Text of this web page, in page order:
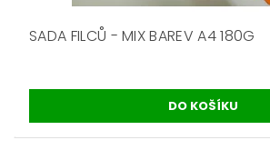
SADA FILCŮ - MIX BAREV A4 180G